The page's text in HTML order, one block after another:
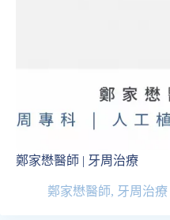
鄭家懋醫師 | 牙周治療
鄭家懋醫師, 牙周治療